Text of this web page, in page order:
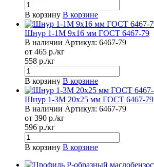
В корзину В корзине
Шнур 1-1М 9х16 мм ГОСТ 6467-79
В наличии Артикул: 6467-79
от 465 р./кг
558 р./кг
В корзину В корзине
Шнур 1-3М 20х25 мм ГОСТ 6467-79
В наличии Артикул: 6467-79
от 390 р./кг
596 р./кг
В корзину В корзине